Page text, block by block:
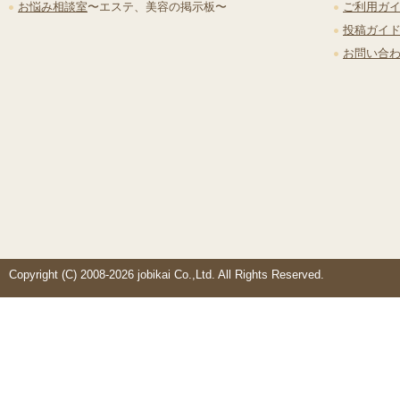
お悩み相談室〜エステ、美容の掲示板〜
ご利用ガ
投稿ガイ
お問い合
Copyright (C) 2008-2026 jobikai Co.,Ltd. All Rights Reserved.